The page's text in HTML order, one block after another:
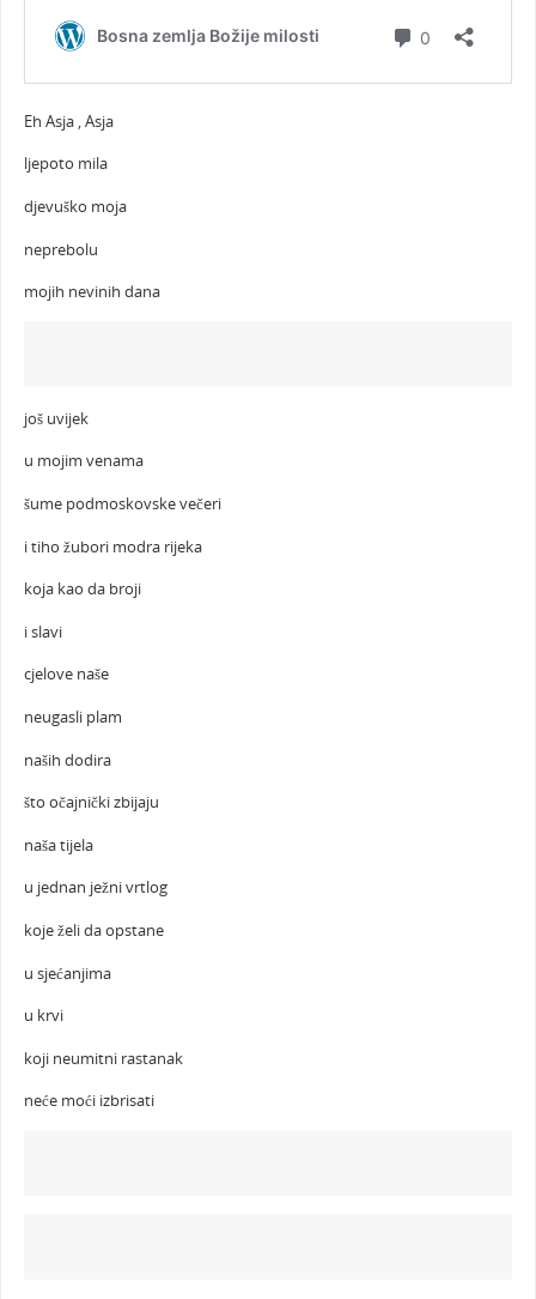
Eh Asja , Asja
ljepoto mila
djevuško moja
neprebolu
mojih nevinih dana
još uvijek
u mojim venama
šume podmoskovske večeri
i tiho žubori modra rijeka
koja kao da broji
i slavi
cjelove naše
neugasli plam
naših dodira
što očajnički zbijaju
naša tijela
u jednan ježni vrtlog
koje želi da opstane
u sjećanjima
u krvi
koji neumitni rastanak
neće moći izbrisati